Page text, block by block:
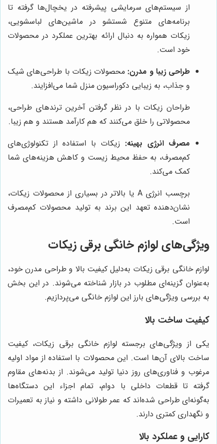
از سیستم‌های سرمایشی پیشرفته در یخچال‌ها گرفته تا
برنامه‌های متنوع شستشو در ماشین‌های لباسشویی،
زیکات همواره به دنبال ارائه بهترین عملکرد در محصولات
خود است.
طراحی زیبا و مدرن: محصولات زیکات با طراحی‌های شیک
و جذاب، به زیبایی دکوراسیون منزل شما می‌افزایند.
طراحان زیکات با در نظر گرفتن آخرین ترندهای طراحی،
محصولاتی را خلق می‌کنند که هم کارآمد هستند و هم زیبا.
مصرف انرژی بهینه: زیکات با استفاده از تکنولوژی‌های
کم‌مصرف، به حفظ محیط زیست و کاهش هزینه‌های شما
کمک می‌کند.
برچسب انرژی A یا بالاتر در بسیاری از محصولات زیکات،
نشان‌دهنده تعهد این برند به تولید محصولات کم‌مصرف
است.
ویژگی‌های لوازم خانگی برقی زیکات
لوازم خانگی برقی زیکات به‌دلیل کیفیت بالا و طراحی مدرن خود،
به‌عنوان گزینه‌ای مطلوب در بازار شناخته می‌شوند. در این بخش
به بررسی ویژگی‌های بارز این لوازم خانگی می‌پردازیم.
کیفیت ساخت بالا
یکی از ویژگی‌های برجسته لوازم خانگی برقی زیکات، کیفیت
ساخت بالای آن‌ها است. این محصولات با استفاده از مواد اولیه
مرغوب و فناوری‌های روز دنیا تولید می‌شوند. از بدنه‌های مقاوم
گرفته تا قطعات داخلی با دوام، تمام اجزاء این دستگاه‌ها
به‌گونه‌ای طراحی شده‌اند که عمر طولانی داشته و نیاز به تعمیرات
و نگهداری کمتری دارند.
کارایی و عملکرد بالا